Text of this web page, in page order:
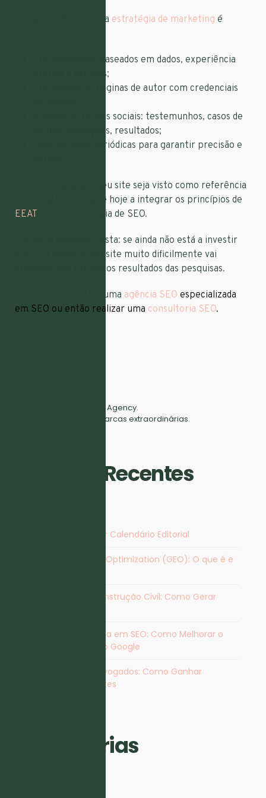
Integrar o EEAT numa estratégia de marketing é
Crie conteúdos baseados em dados, experiência
prática e estudos;
Crie blocos ou páginas de autor com credenciais
Apresente provas sociais: testemunhos, casos de
estudo, avaliações, resultados;
Faça revisões periódicas para garantir precisão e
Se pretende que o seu site seja visto como referência
no seu setor, comece hoje a integrar os princípios de
EEAT na sua estratégia de SEO.
Porque a verdade é esta: se ainda não está a investir
em SEO, então o seu site muito dificilmente vai
aparecer nos primeiros resultados das pesquisas.
Considere contratar uma agência SEO especializada
em SEO ou então realizar uma consultoria SEO.
Full Digital Marketing Agency.
Fazemos crescer marcas extraordinárias.
Artigos Recentes
Vantagens de Criar Calendário Editorial
Generative Engine Optimization (GEO): O que é e
Marketing para Construção Civil: Como Gerar
Agência Especialista em SEO​: Como Melhorar o
Posicionamento no Google
Marketing para Advogados: Como Ganhar
Visibilidade e Clientes
Categorias